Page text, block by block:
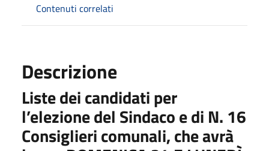
Contenuti correlati
Descrizione
Liste dei candidati per
l’elezione del Sindaco e di N. 16
Consiglieri comunali, che avrà